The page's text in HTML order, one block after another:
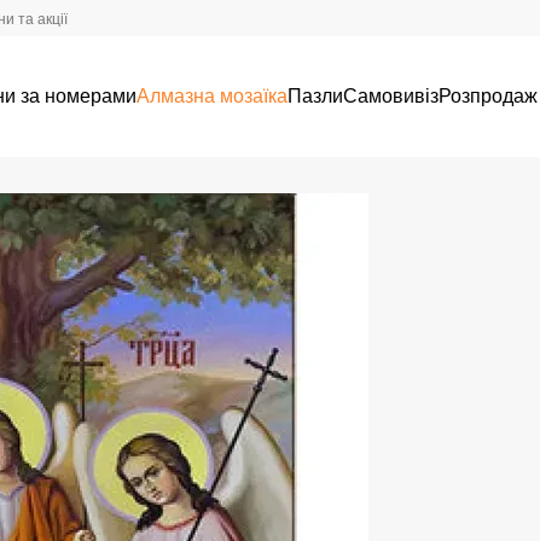
та акції
за номерамиАлмазна мозаїкаПазлиСамовивізРозпродаж